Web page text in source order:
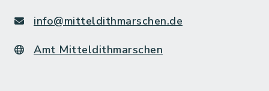
info@mitteldithmarschen.de
Amt Mitteldithmarschen